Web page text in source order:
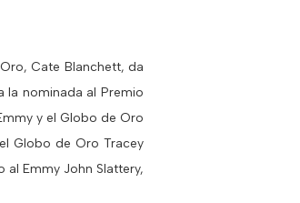
Cate Blanchett, da
la nominada al Premio
y el Globo de Oro
Globo de Oro Tracey
Emmy John Slattery,